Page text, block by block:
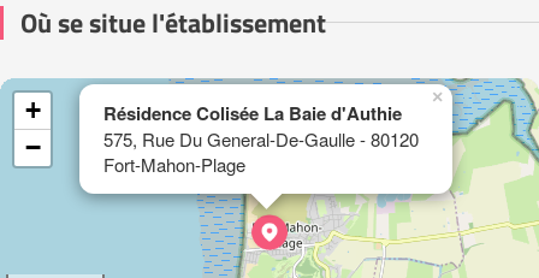
Où se situe l'établissement
Résidence Colisée La Baie d'Authie
575, Rue Du General-De-Gaulle - 80120
Fort-Mahon-Plage
×
+
−